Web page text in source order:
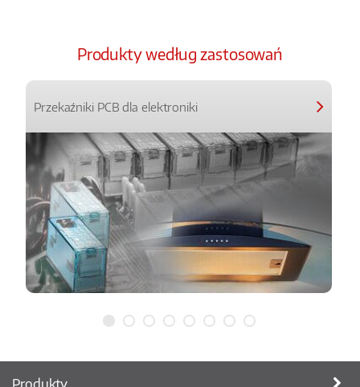
Produkty według zastosowań
Przekaźniki PCB dla elektroniki